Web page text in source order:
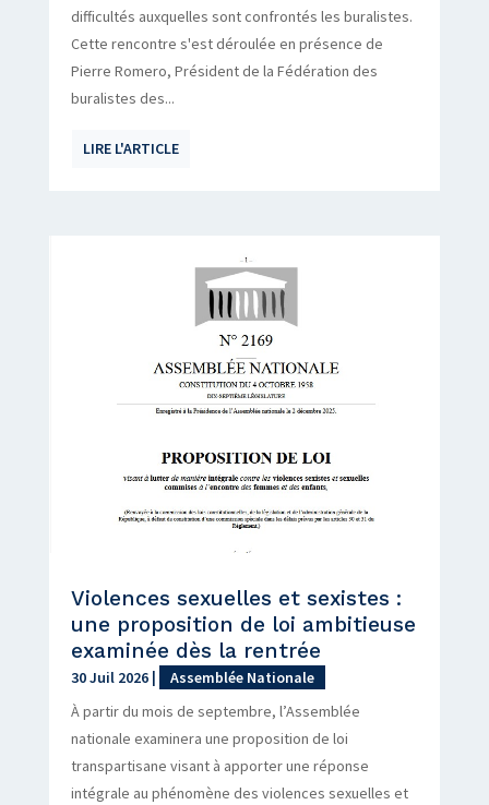
difficultés auxquelles sont confrontés les buralistes.
Cette rencontre s'est déroulée en présence de
Pierre Romero, Président de la Fédération des
buralistes des...
LIRE L'ARTICLE
Violences sexuelles et sexistes :
une proposition de loi ambitieuse
examinée dès la rentrée
30 Juil 2026|
Assemblée Nationale
À partir du mois de septembre, l’Assemblée
nationale examinera une proposition de loi
transpartisane visant à apporter une réponse
intégrale au phénomène des violences sexuelles et